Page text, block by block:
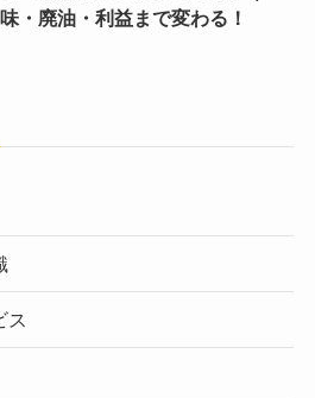
味・廃油・利益まで変わる！
ス